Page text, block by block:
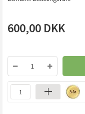
600,00 DKK